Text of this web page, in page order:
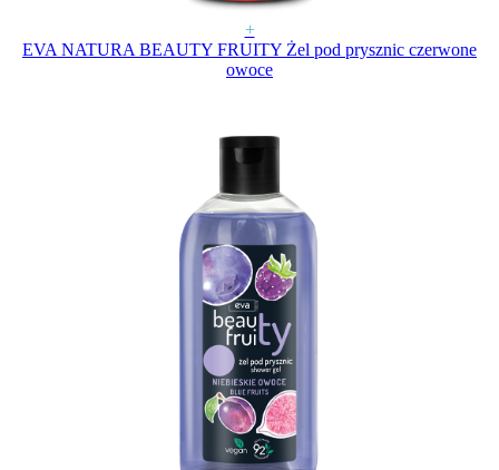
+
EVA NATURA BEAUTY FRUITY Żel pod prysznic czerwone
owoce